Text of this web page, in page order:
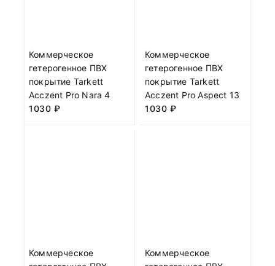
Коммерческое
гетерогенное ПВХ
покрытие Tarkett
Acczent Pro Nara 4
1030 ₽
Коммерческое
гетерогенное ПВХ
покрытие Tarkett
Acczent Pro Aspect 13
1030 ₽
Коммерческое
Коммерческое